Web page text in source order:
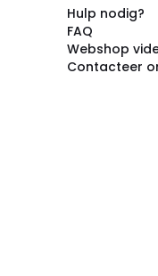
Hulp nodig?
FAQ
Webshop
Contacteer